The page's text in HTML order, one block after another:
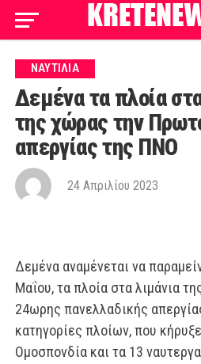
ΝΑΥΤΙΛΙΑ
Δεμένα τα πλοία
της χώρας την
απεργίας της ΠΝΟ
24 Απριλίου 2023
Δεμένα αναμένεται να
Μαΐου, τα πλοία στα λιμάνια
24ωρης πανελλαδικής
κατηγορίες πλοίων, που
Ομοσπονδία και τα 13